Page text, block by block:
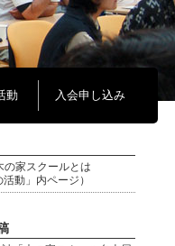
動 入会申し込み
の家スクールとは
活動」内ページ）